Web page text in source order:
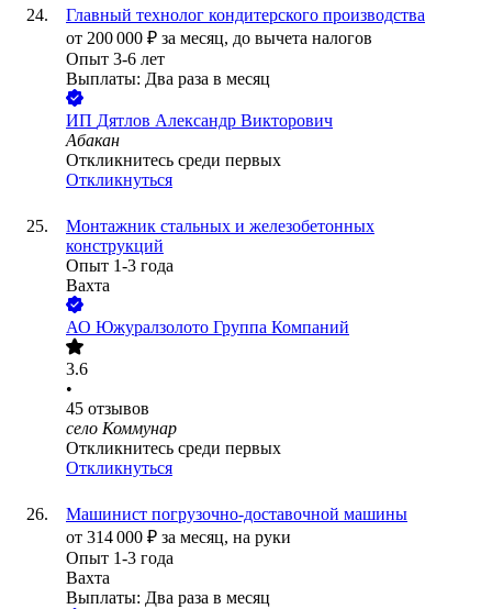
Главный технолог кондитерского производства
от 200 000 ₽ за месяц, до вычета налогов
Опыт 3-6 лет
Выплаты: Два раза в месяц
ИП Дятлов Александр Викторович
Абакан
Откликнитесь среди первых
Откликнуться
Монтажник стальных и железобетонных
конструкций
Опыт 1-3 года
Вахта
АО Южуралзолото Группа Компаний
3.6
•
45 отзывов
село Коммунар
Откликнитесь среди первых
Откликнуться
Машинист погрузочно-доставочной машины
от 314 000 ₽ за месяц, на руки
Опыт 1-3 года
Вахта
Выплаты: Два раза в месяц